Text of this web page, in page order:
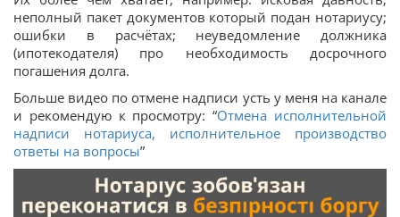
неполный пакет документов который подан нотариусу;
ошибки в расчётах; неуведомление должника
(ипотекодателя) про необходимость досрочного
погашения долга.
Больше видео по отмене надписи усть у меня на канале
и рекомендую к просмотру: “Отмена исполнительной
надписи нотариуса, исполнительное производство
ответы на вопросы”